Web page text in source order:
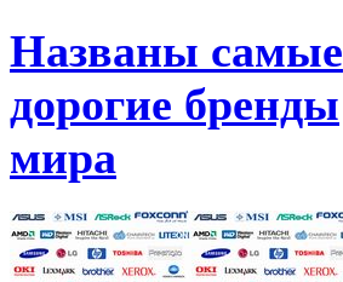
Названы самые
дорогие бренды
мира